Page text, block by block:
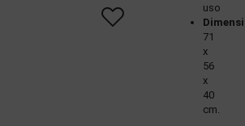
uso
71
x
56
x
40
cm.